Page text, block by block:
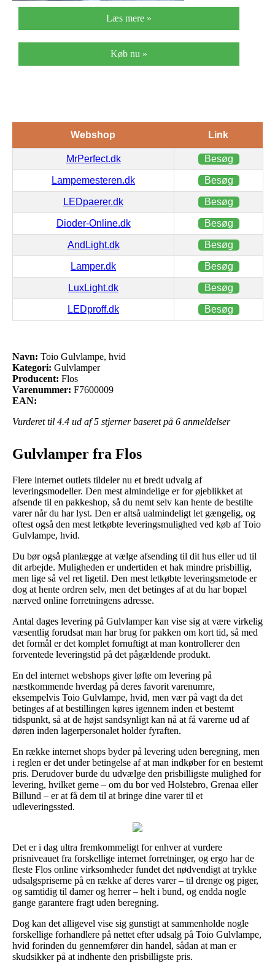
Læs mere »
Køb nu »
Webshop Link
MrPerfect.dk Besøg
Lampemesteren.dk Besøg
LEDpaerer.dk Besøg
Dioder-Online.dk Besøg
AndLight.dk Besøg
Lamper.dk Besøg
LuxLight.dk Besøg
LEDproff.dk Besøg
Navn: Toio Gulvlampe, hvid
Kategori: Gulvlamper
Producent: Flos
Varenummer: F7600009
EAN:
Vurderet til 4.4 ud af 5 stjerner baseret på 6 anmeldelser
Gulvlamper fra Flos
Flere internet outlets tildeler nu et bredt udvalg af
leveringsmodeller. Den mest almindelige er for øjeblikket at
afsende til en pakkeshop, så du nemt selv kan hente de bestilte
varer når du har lyst. Den er altså ualmindeligt let gængelig, og
oftest også den mest letkøbte leveringsmulighed ved køb af Toio
Gulvlampe, hvid.
Du bør også planlægge at vælge afsending til dit hus eller ud til
dit arbejde. Muligheden er undertiden et hak mindre prisbillig,
men lige så vel ret ligetil. Den mest letkøbte leveringsmetode er
dog at hente ordren selv, men det betinges af at du har bopæl
nærved online forretningens adresse.
Antal dages levering på Gulvlamper kan vise sig at være virkelig
væsentlig forudsat man har brug for pakken om kort tid, så med
det formål er det komplet fornuftigt at man kontrollerer den
forventede leveringstid på det pågældende produkt.
En del internet webshops giver løfte om levering på
næstkommende hverdag på deres favorit varenumre,
eksempelvis Toio Gulvlampe, hvid, men vær på vagt da det
betinges af at bestillingen køres igennem inden et bestemt
tidspunkt, så at de højst sandsynligt kan nå at få varerne ud af
døren inden lagerpersonalet holder fyraften.
En række internet shops byder på levering uden beregning, men
i reglen er det under betingelse af at man indkøber for en bestemt
pris. Derudover burde du udvælge den prisbilligste mulighed for
levering, hvilket gerne – om du bor ved Holstebro, Grenaa eller
Billund – er at få dem til at bringe dine varer til et
udleveringssted.
Det er i dag ultra fremkommeligt for enhver at vurdere
prisniveauet fra forskellige internet forretninger, og ergo har de
fleste Flos online virksomheder fundet det nødvendigt at trykke
udsalgspriserne på en række af deres varer – til drenge og piger,
og samtidig til damer og herrer – helt i bund, og endda nogle
gange garantere fragt uden beregning.
Dog kan det alligevel vise sig gunstigt at sammenholde nogle
forskellige forhandlere på nettet efter udsalg på Toio Gulvlampe,
hvid forinden du gennemfører din handel, sådan at man er
skudsikker på at indhente den prisbilligste pris.